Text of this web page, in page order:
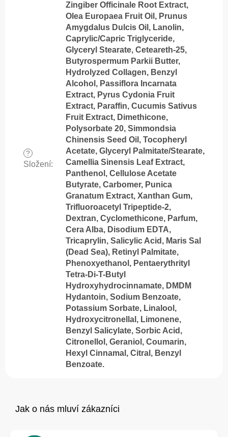
?
Složení:
Zingiber Officinale Root Extract,
Olea Europaea Fruit Oil, Prunus
Amygdalus Dulcis Oil, Lanolin,
Caprylic/Capric Triglyceride,
Glyceryl Stearate, Ceteareth-25,
Butyrospermum Parkii Butter,
Hydrolyzed Collagen, Benzyl
Alcohol, Passiflora Incarnata
Extract, Pyrus Cydonia Fruit
Extract, Paraffin, Cucumis Sativus
Fruit Extract, Dimethicone,
Polysorbate 20, Simmondsia
Chinensis Seed Oil, Tocopheryl
Acetate, Glyceryl Palmitate/Stearate,
Camellia Sinensis Leaf Extract,
Panthenol, Cellulose Acetate
Butyrate, Carbomer, Punica
Granatum Extract, Xanthan Gum,
Trifluoroacetyl Tripeptide-2,
Dextran, Cyclomethicone, Parfum,
Cera Alba, Disodium EDTA,
Tricaprylin, Salicylic Acid, Maris Sal
(Dead Sea), Retinyl Palmitate,
Phenoxyethanol, Pentaerythrityl
Tetra-Di-T-Butyl
Hydroxyhydrocinnamate, DMDM
Hydantoin, Sodium Benzoate,
Potassium Sorbate, Linalool,
Hydroxycitronellal, Limonene,
Benzyl Salicylate, Sorbic Acid,
Citronellol, Geraniol, Coumarin,
Hexyl Cinnamal, Citral, Benzyl
Benzoate.